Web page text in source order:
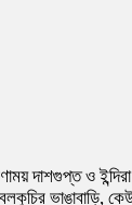
দাশগুপ্ত ও
ভাঙাবাড়ি,